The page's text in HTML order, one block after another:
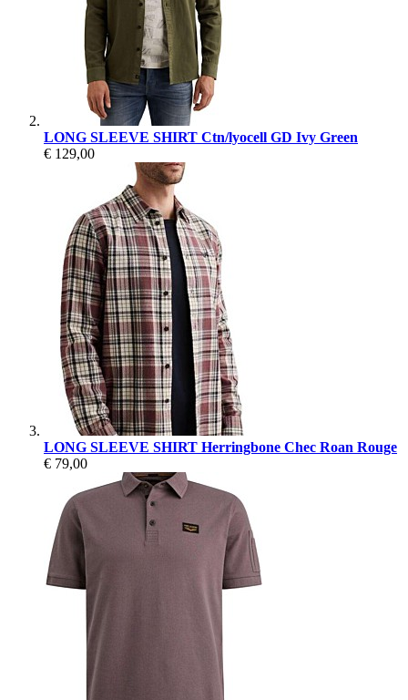
LONG SLEEVE SHIRT Ctn/lyocell GD Ivy Green
€ 129,00
LONG SLEEVE SHIRT Herringbone Chec Roan Rouge
€ 79,00